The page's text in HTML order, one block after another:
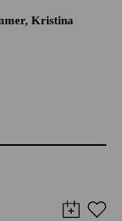
Kristina